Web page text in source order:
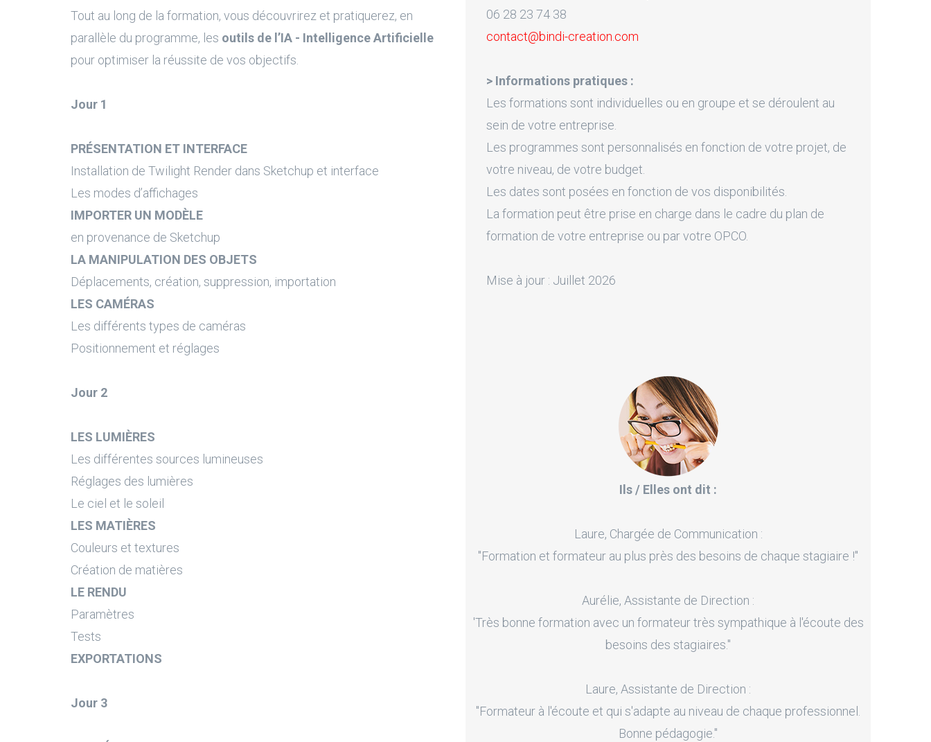
Tout au long de la formation, vous découvrirez et pratiquerez, en
parallèle du programme, les outils de l’IA - Intelligence Artificielle
pour optimiser la réussite de vos objectifs.
Jour 1
PRÉSENTATION ET INTERFACE
Installation de Twilight Render dans Sketchup et interface
Les modes d’affichages
IMPORTER UN MODÈLE
en provenance de Sketchup
LA MANIPULATION DES OBJETS
Déplacements, création, suppression, importation
LES CAMÉRAS
Les différents types de caméras
Positionnement et réglages
Jour 2
LES LUMIÈRES
Les différentes sources lumineuses
Réglages des lumières
Le ciel et le soleil
LES MATIÈRES
Couleurs et textures
Création de matières
LE RENDU
Paramètres
Tests
EXPORTATIONS
Jour 3
06 28 23 74 38
contact@bindi-creation.com
> Informations pratiques :
Les formations sont individuelles ou en groupe et se déroulent au
sein de votre entreprise.
Les programmes sont personnalisés en fonction de votre projet, de
votre niveau, de votre budget.
Les dates sont posées en fonction de vos disponibilités.
La formation peut être prise en charge dans le cadre du plan de
formation de votre entreprise ou par votre OPCO.
Mise à jour : Juillet 2026
Ils / Elles ont dit :
Laure, Chargée de Communication :
"Formation et formateur au plus près des besoins de chaque stagiaire !"
Aurélie, Assistante de Direction :
'Très bonne formation avec un formateur très sympathique à l'écoute des
besoins des stagiaires."
Laure, Assistante de Direction :
"Formateur à l'écoute et qui s'adapte au niveau de chaque professionnel.
Bonne pédagogie."